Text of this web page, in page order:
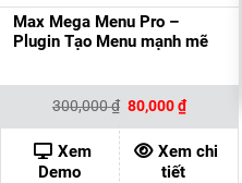
Max Mega Menu Pro –
Plugin Tạo Menu mạnh mẽ
300,000₫ Giá
gốc
là:
300,000 ₫.
80,000₫Giá
hiện
tại
là:
80,000 ₫.
Xem
Demo
Xem chi
tiết